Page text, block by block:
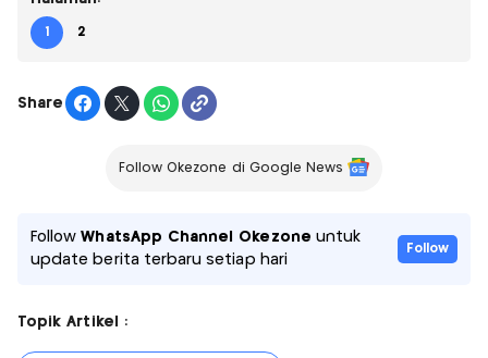
1 2
Share
Follow Okezone di Google News
FollowWhatsApp Channel Okezone untuk
update berita terbaru setiap hari
Follow
Topik Artikel :